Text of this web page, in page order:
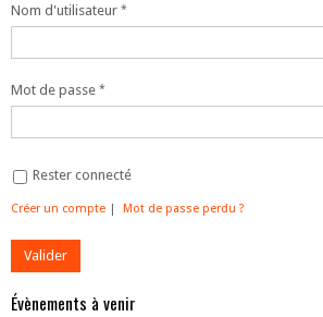
Nom d'utilisateur
Mot de passe
Rester connecté
Créer un compte | Mot de passe perdu ?
Évènements à venir